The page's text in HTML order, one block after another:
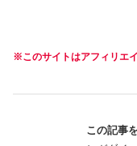
※このサイトはアフィリエ
この記事